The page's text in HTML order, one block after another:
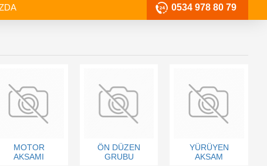
0534 978 80 79
MOTOR
AKSAMI
ÖN DÜZEN
GRUBU
YÜRÜYEN
AKSAM